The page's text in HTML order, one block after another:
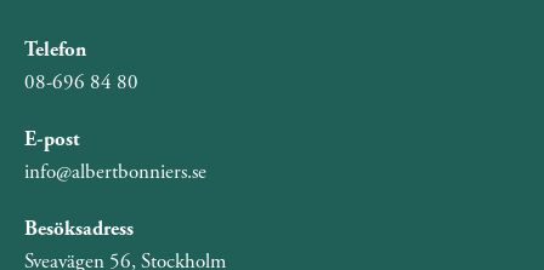
Telefon
08-696 84 80
E-post
info@albertbonniers.se
Besöksadress
Sveavägen 56, Stockholm